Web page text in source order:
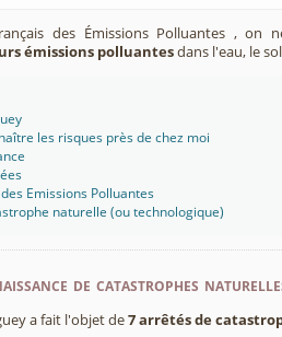
des Émissions Polluantes , on
émissions polluantesdans l'eau, le
les risques près de chez moi
Emissions Polluantes
naturelle (ou technologique)
de catastrophes
a fait l'objet de7 arrêtés de